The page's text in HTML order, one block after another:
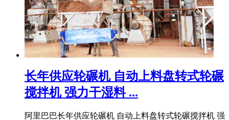
长年供应轮碾机 自动上料盘转式轮碾
搅拌机 强力干湿料 ...
阿里巴巴长年供应轮碾机 自动上料盘转式轮碾搅拌机 强